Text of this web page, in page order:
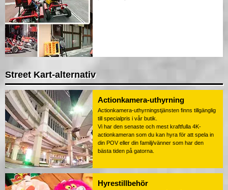
Street Kart-alternativ
Actionkamera-uthyrning
Actionkamera-uthyrningstjänsten finns tillgänglig
till specialpris i vår butik.
Vi har den senaste och mest kraftfulla 4K-
actionkameran som du kan hyra för att spela in
din POV eller din familj/vänner som har den
bästa tiden på gatorna.
Hyrestillbehör